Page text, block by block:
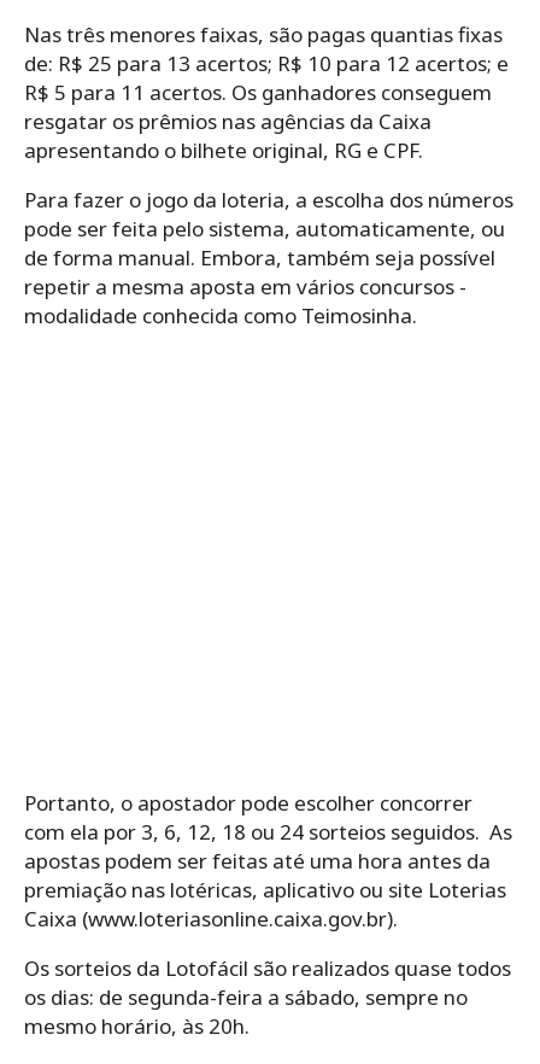
Nas três menores faixas, são pagas quantias fixas
de: R$ 25 para 13 acertos; R$ 10 para 12 acertos; e
R$ 5 para 11 acertos. Os ganhadores conseguem
resgatar os prêmios nas agências da Caixa
apresentando o bilhete original, RG e CPF.
Para‌ ‌fazer‌ ‌o‌ ‌jogo da loteria,‌ ‌a‌ ‌escolha‌ ‌dos‌ ‌números‌
‌pode‌ ‌ser‌ ‌feita‌ ‌pelo‌ ‌sistema,‌ ‌automaticamente,‌ ‌ou‌
‌de‌ ‌forma‌ ‌manual.‌ Embora, ‌também‌ ‌seja‌ ‌possível‌
‌repetir‌ ‌a‌ ‌mesma‌ ‌aposta‌ ‌em‌ ‌vários‌ ‌concursos -‌
‌modalidade‌ ‌conhecida‌ ‌como‌ ‌Teimosinha.‌ ‌
Portanto, o ‌apostador‌ ‌pode‌ ‌escolher‌ ‌concorrer‌
‌com‌ ‌ela‌ ‌por‌ ‌3,‌ ‌6,‌ ‌12,‌ ‌18‌ ‌ou‌ ‌24‌ ‌sorteios seguidos.‌ ‌ As
apostas podem ser feitas até uma hora antes da
premiação nas lotéricas, aplicativo ou site Loterias
Caixa (www.loteriasonline.caixa.gov.br).
Os‌ ‌sorteios‌ ‌da‌ ‌Lotofácil‌ ‌são‌ ‌realizados‌ ‌quase‌ ‌todos‌
‌os‌ ‌dias: de‌ ‌segunda-feira‌ ‌a‌ ‌sábado,‌ ‌sempre‌ ‌no‌
‌mesmo‌ ‌horário,‌ ‌às‌ ‌20h.